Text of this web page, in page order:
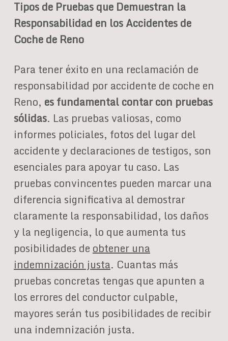
Tipos de Pruebas que Demuestran la
Responsabilidad en los Accidentes de
Coche de Reno
Para tener éxito en una reclamación de
responsabilidad por accidente de coche en
Reno, es fundamental contar con pruebas
sólidas. Las pruebas valiosas, como
informes policiales, fotos del lugar del
accidente y declaraciones de testigos, son
esenciales para apoyar tu caso. Las
pruebas convincentes pueden marcar una
diferencia significativa al demostrar
claramente la responsabilidad, los daños
y la negligencia, lo que aumenta tus
posibilidades deobtener una
indemnización justa. Cuantas más
pruebas concretas tengas que apunten a
los errores del conductor culpable,
mayores serán tus posibilidades de recibir
una indemnización justa.